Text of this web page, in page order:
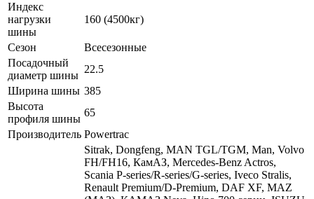
Индекс
нагрузки
шины
160 (4500кг)
Сезон
Всесезонные
Посадочный
диаметр шины
22.5
Ширина шины 385
Высота
профиля шины
65
Производитель Powertrac
Sitrak, Dongfeng, MAN TGL/TGM, Man, Volvo
FH/FH16, КамАЗ, Mercedes-Benz Actros,
Scania P-series/R-series/G-series, Iveco Stralis,
Renault Premium/D-Premium, DAF XF, MAZ